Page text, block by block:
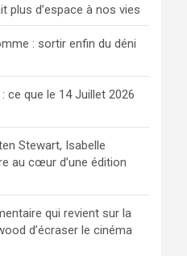
plus d’espace à nos vies
: sortir enfin du déni
ce que le 14 Juillet 2026
Stewart, Isabelle
au cœur d’une édition
qui revient sur la
d’écraser le cinéma